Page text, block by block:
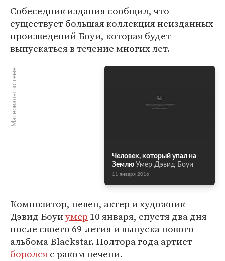
Собеседник издания сообщил, что
существует большая коллекция неизданных
произведений Боуи, которая будет
выпускаться в течение многих лет.
Материалы по теме
Человек, который упал на
Землю Умер Дэвид Боуи
11 января 2016
Композитор, певец, актер и художник
Дэвид Боуиумер 10 января, спустя два дня
после своего 69-летия и выпуска нового
альбома Blackstar. Полтора года артист
боролсяс раком печени.